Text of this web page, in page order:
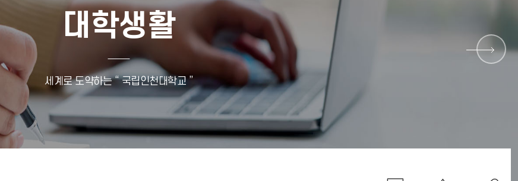
대학생활
세계로 도약하는 “ 국립인천대학교 ”